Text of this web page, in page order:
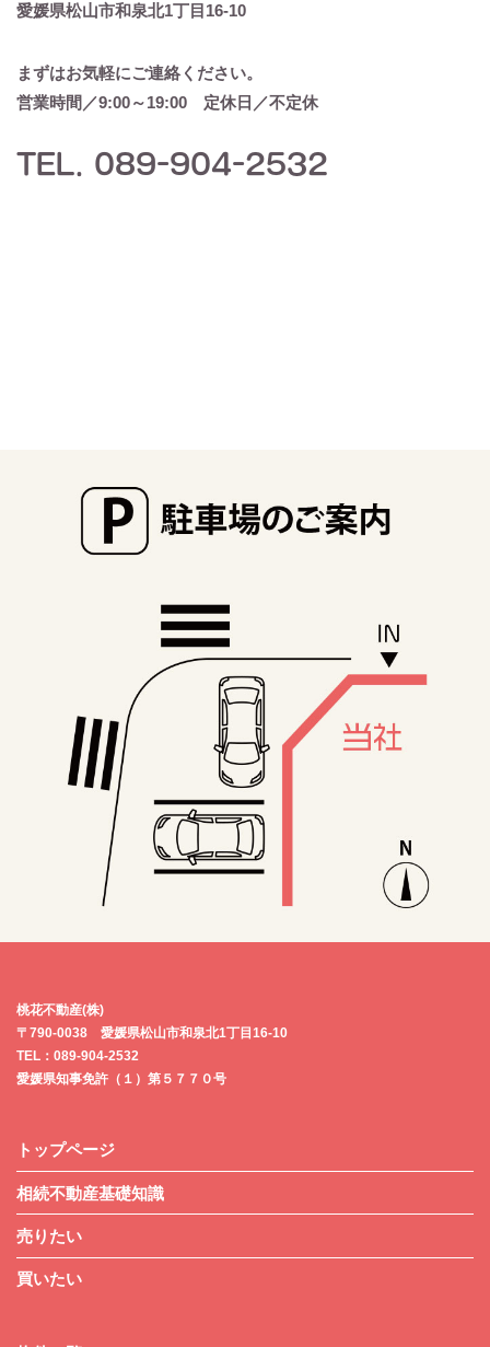
愛媛県松山市和泉北1丁目16-10
まずはお気軽にご連絡ください。
営業時間／9:00～19:00 定休日／不定休
TEL. 089-904-2532
桃花不動産(株)
〒790-0038 愛媛県松山市和泉北1丁目16-10
TEL：089-904-2532
愛媛県知事免許（１）第５７７０号
トップページ
相続不動産基礎知識
売りたい
買いたい